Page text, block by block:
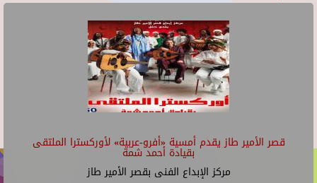
قصر الأمير طاز يقدم أمسية «أفرو-عربية» لأوركسترا الملتقى
بقيادة أحمد شمة
مركز الإبداع الفنى بقصر الأمير طاز